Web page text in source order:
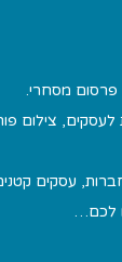
פרסום מסחרי.
לעסקים, צילום
עסקים
לכם…